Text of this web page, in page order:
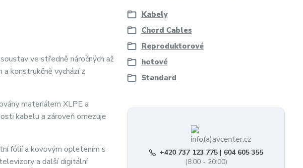
ve středně náročných až
a konstrukčně vychází z
materiálem XLPE a
kabelu a zároveň omezuje
fólií a kovovým opletením s
a další digitální
Kabely
Chord Cables
Reproduktorové
hotové
Standard
+420 737 123 775 | 604 605 355
(8:00 - 20:00)